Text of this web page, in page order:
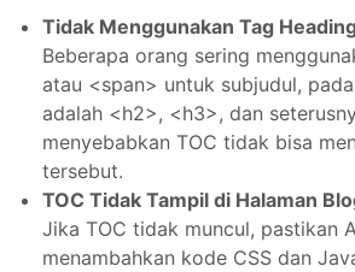
Tidak Menggunakan Tag
Beberapa orang sering
atau <span> untuk subjudul,
adalah <h2>, <h3>, dan
menyebabkan TOC tidak bisa
tersebut.
TOC Tidak Tampil di Halaman
Jika TOC tidak muncul, pastikan
menambahkan kode CSS dan